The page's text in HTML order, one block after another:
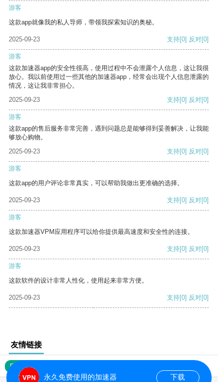
游客
这款app就像我的私人导师，带领我探索知识的奥秘。
2025-09-23 支持[0] 反对[0]
游客
这款加速器app的安全性很高，使用过程中不会泄露个人信息，这让我很
放心。我以前使用过一些其他的加速器app，经常会出现个人信息泄露的
情况，这让我非常担心。
2025-09-23
支持[0] 反对[0]
游客
这款app的售后服务非常完善，遇到问题总是能够得到妥善解决，让我能
够放心购物。
2025-09-23
支持[0] 反对[0]
游客
这款app的用户评论非常真实，可以帮助我做出更准确的选择。
2025-09-23 支持[0] 反对[0]
游客
这款加速器VPM应用程序可以给你提供最高速度和安全性的连接。
2025-09-23 支持[0] 反对[0]
游客
这款软件的设计非常人性化，使用起来非常方便。
2025-09-23 支持[0] 反对[0]
友情链接
网站地图
永久免费使用的加速器 下载